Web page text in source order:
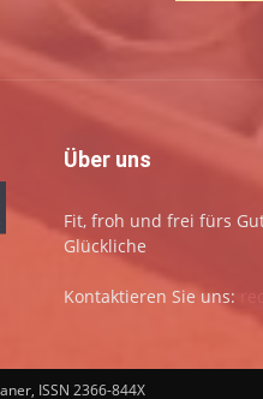
Über uns
Fit, froh und frei fürs
Glückliche
Kontaktieren Sie uns:
ISSN 2366-844X